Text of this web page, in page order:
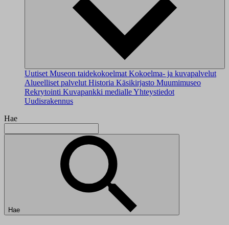
Uutiset Museon taidekokoelmat Kokoelma- ja kuvapalvelut
Alueelliset palvelut Historia Käsikirjasto Muumimuseo
Rekrytointi Kuvapankki medialleYhteystiedot
Uudisrakennus
Hae
Hae